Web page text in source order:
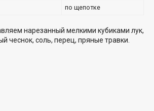
по щепотке
нарезанный мелкими кубиками лук,
чеснок, соль, перец, пряные травки.